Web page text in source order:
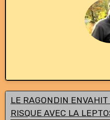
LE RAGONDIN
RISQUE AVEC LA